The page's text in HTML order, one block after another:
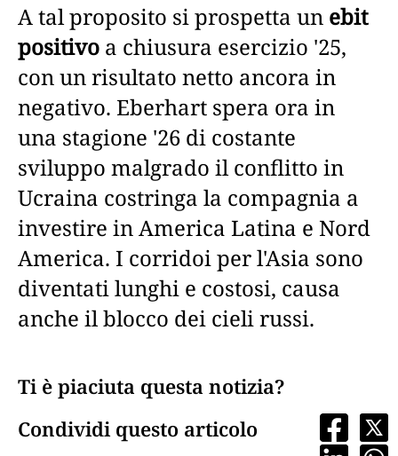
A tal proposito si prospetta un ebit
positivo a chiusura esercizio '25,
con un risultato netto ancora in
negativo. Eberhart spera ora in
una stagione '26 di costante
sviluppo malgrado il conflitto in
Ucraina costringa la compagnia a
investire in America Latina e Nord
America. I corridoi per l'Asia sono
diventati lunghi e costosi, causa
anche il blocco dei cieli russi.
Ti è piaciuta questa notizia?
Condividi questo articolo